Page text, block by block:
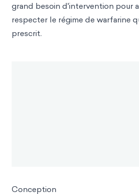
grand besoin d'intervention pour
respecter le régime de warfarine
prescrit.
Conception